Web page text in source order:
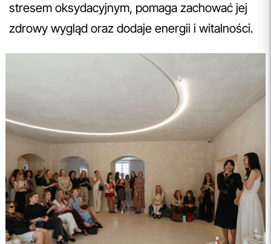
stresem oksydacyjnym, pomaga zachować jej
zdrowy wygląd oraz dodaje energii i witalności.